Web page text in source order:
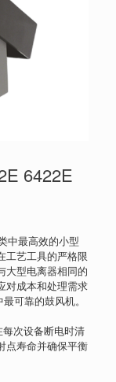
6422E
中最高效的小型
工艺工具的严格限
大型电离器相同的
对成本和处理需求
可靠的鼓风机。
次设备断电时清
点寿命并确保平衡